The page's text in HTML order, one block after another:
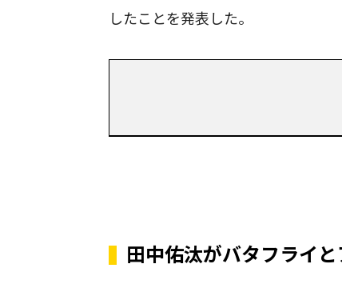
したことを発表した。
田中佑汰がバタフライ